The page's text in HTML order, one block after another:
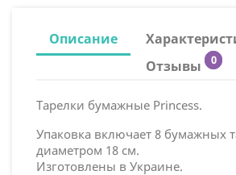
Описание
Отзывы
0
Тарелки бумажные Princess.
Упаковка включает 8 бумажных
диаметром 18 см.
Изготовлены в Украине.